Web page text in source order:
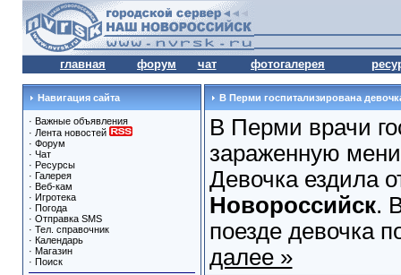
главная форум чат фотогалерея
Навигация сайта
· Важные объявления
· Лента новостей
· Форум
· Чат
· Ресурсы
· Галерея
· Веб-кам
· Игротека
· Погода
· Отправка SMS
· Тел. справочник
· Календарь
· Магазин
· Поиск
В Перми госпитализирована
В Перми врачи
зараженную
Девочка ездила
Новороссийск.
поезде девочка
далее »